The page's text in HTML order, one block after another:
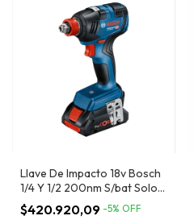
Llave De Impacto 18v Bosch
1/4 Y 1/2 200nm S/bat Solo
Gdx 18v-200
$420.920,09 -5% OFF